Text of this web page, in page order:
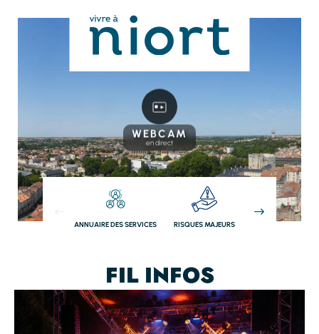
WEBCAM
en direct
ANNUAIRE DES SERVICES RISQUES MAJEURS
RESTAURATION
FIL INFOS